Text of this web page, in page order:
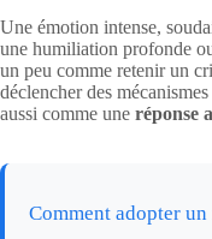
Une émotion intense,
une humiliation profonde
un peu comme retenir un
déclencher des
aussi comme une réponse
Comment adopter